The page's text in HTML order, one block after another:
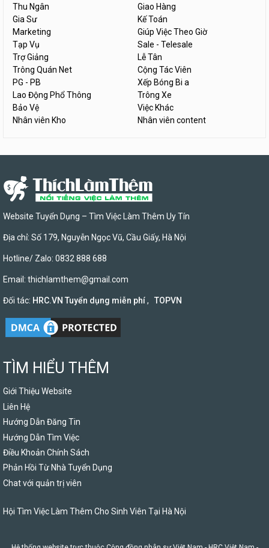
Thu Ngân
Giao Hàng
Gia Sư
Kế Toán
Marketing
Giúp Việc Theo Giờ
Tạp Vụ
Sale - Telesale
Trợ Giảng
Lễ Tân
Trông Quán Net
Cộng Tác Viên
PG - PB
Xếp Bóng Bi a
Lao Động Phổ Thông
Trông Xe
Bảo Vệ
Việc Khác
Nhân viên Kho
Nhân viên content
Website Tuyển Dụng – Tìm Việc Làm Thêm Uy Tín
Địa chỉ: Số 179, Nguyễn Ngọc Vũ, Cầu Giấy, Hà Nội
Hotline/ Zalo: 0832 888 688
Email: thichlamthem@gmail.com
Đối tác: HRC.VN Tuyển dụng miễn phí, TOPVN
TÌM HIỂU THÊM
Giới Thiệu Website
Liên Hệ
Hướng Dẫn Đăng Tin
Hướng Dẫn Tìm Việc
Điều Khoản Chính Sách
Phản Hồi Từ Nhà Tuyển Dụng
Chat với quản trị viên
Hội Tìm Việc Làm Thêm Cho Sinh Viên Tại Hà Nội